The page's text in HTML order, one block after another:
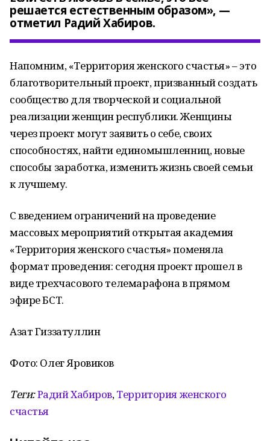
решается естественным образом», —
отметил Радий Хабиров.
Напомним, «Территория женского счастья» – это
благотворительный проект, призванный создать
сообщество для творческой и социальной
реализации женщин республики. Женщины
через проект могут заявить о себе, своих
способностях, найти единомышленниц, новые
способы заработка, изменить жизнь своей семьи
к лучшему.
С введением ограничений на проведение
массовых мероприятий открытая академия
«Территория женского счастья» поменяла
формат проведения: сегодня проект прошел в
виде трехчасового телемарафона в прямом
эфире БСТ.
Азат Гиззатуллин
Фото: Олег Яровиков
Теги:Радий Хабиров,Территория женского
счастья